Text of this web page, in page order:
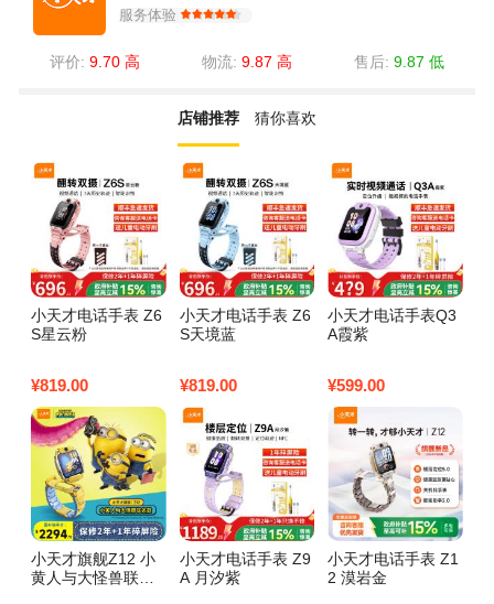
服务体验
评价: 9.70 高 物流: 9.87 高 售后: 9.87 低
店铺推荐 猜你喜欢
小天才电话手表 Z6
S星云粉
¥819.00
小天才电话手表 Z6
S天境蓝
¥819.00
小天才电话手表Q3
A霞紫
¥599.00
小天才旗舰Z12 小
黄人与大怪兽联名
小天才电话手表 Z9
A 月汐紫
小天才电话手表 Z1
2 漠岩金